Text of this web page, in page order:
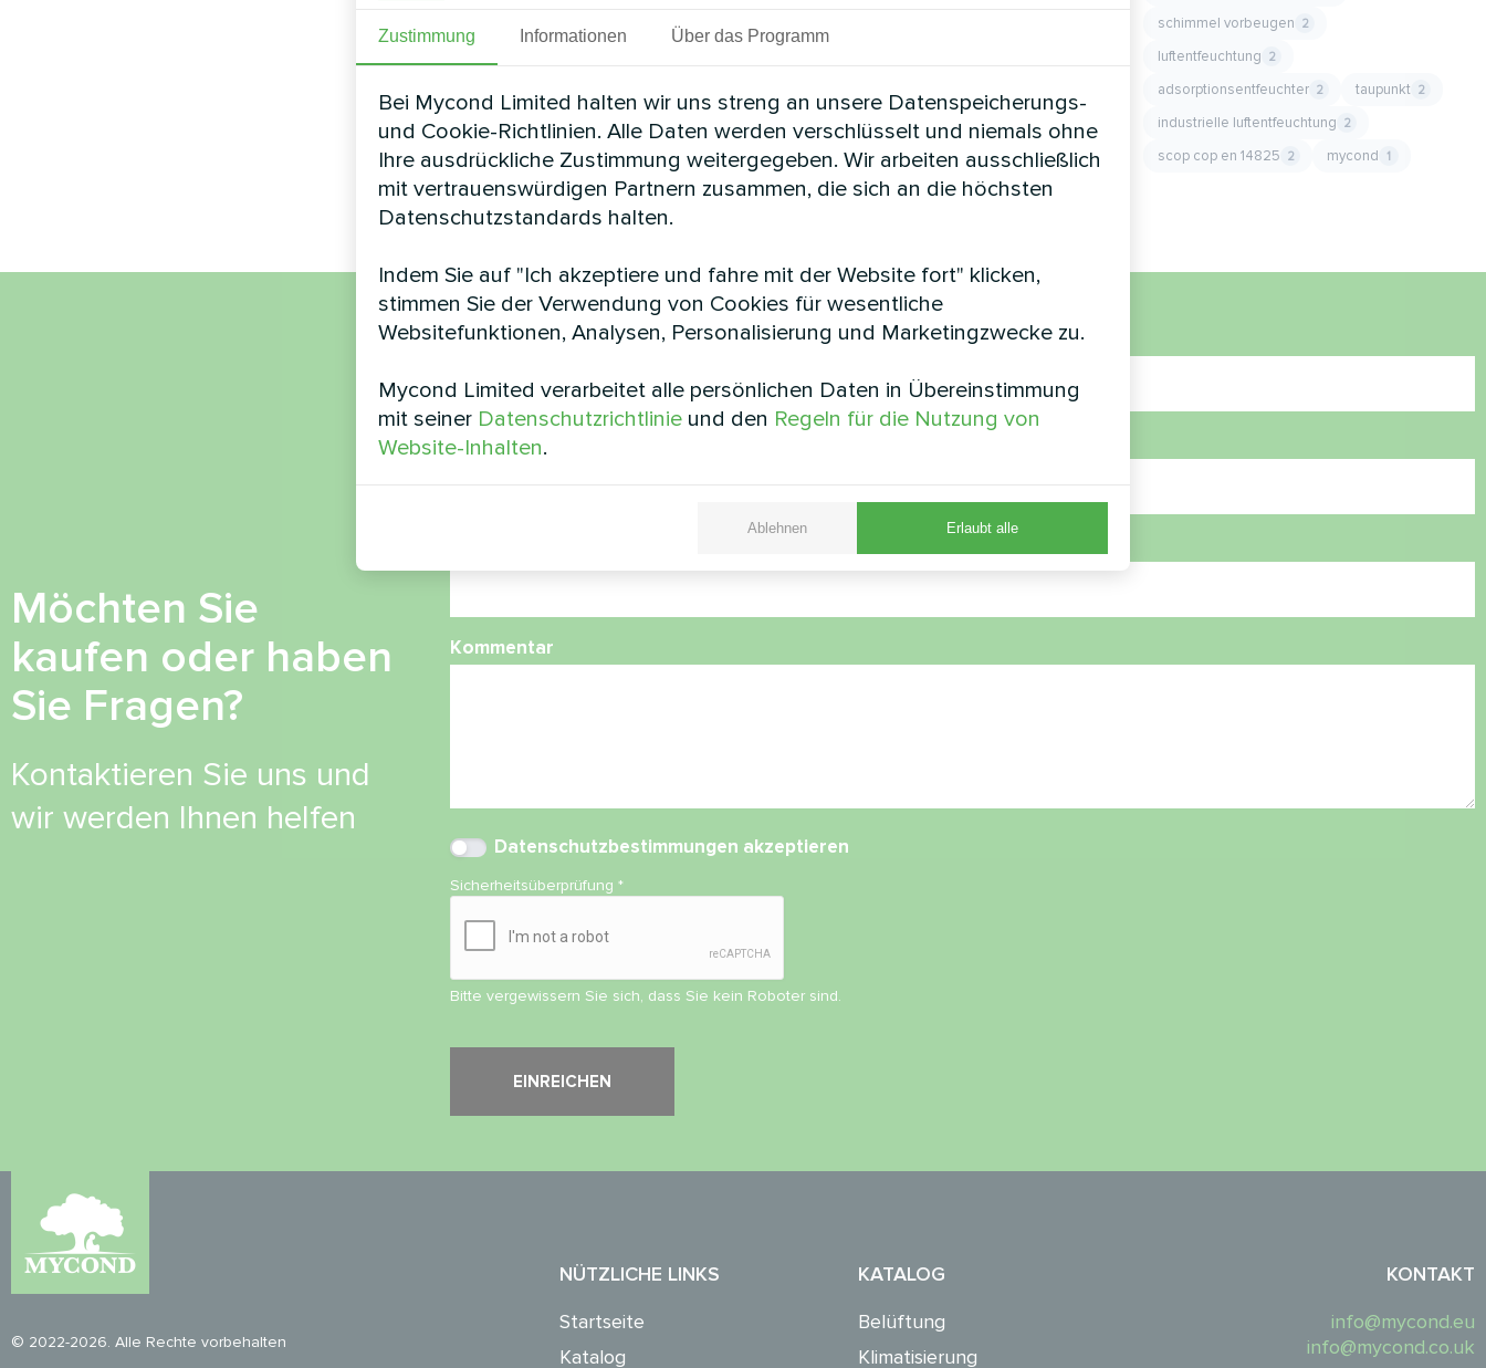
schimmel vorbeugen 2
luftentfeuchtung 2
adsorptionsentfeuchter 2 taupunkt 2
industrielle luftentfeuchtung 2
scop cop en 14825 2 mycond 1
Möchten Sie
kaufen oder haben
Sie Fragen?
Kontaktieren Sie uns und
wir werden Ihnen helfen
Name
Rufnummer
Kommentar
Datenschutzbestimmungen akzeptieren
Sicherheitsüberprüfung*
Bitte vergewissern Sie sich, dass Sie kein Roboter sind.
© 2022-2026. Alle Rechte vorbehalten
NÜTZLICHE LINKS
Startseite
Katalog
KATALOG
Belüftung
Klimatisierung
KONTAKT
info@mycond.eu
info@mycond.co.uk
Zustimmung Informationen Über das Programm
Bei Mycond Limited halten wir uns streng an unsere Datenspeicherungs-
und Cookie-Richtlinien. Alle Daten werden verschlüsselt und niemals ohne
Ihre ausdrückliche Zustimmung weitergegeben. Wir arbeiten ausschließlich
mit vertrauenswürdigen Partnern zusammen, die sich an die höchsten
Datenschutzstandards halten.
Indem Sie auf "Ich akzeptiere und fahre mit der Website fort" klicken,
stimmen Sie der Verwendung von Cookies für wesentliche
Websitefunktionen, Analysen, Personalisierung und Marketingzwecke zu.
Mycond Limited verarbeitet alle persönlichen Daten in Übereinstimmung
mit seiner Datenschutzrichtlinie und den Regeln für die Nutzung von
Website-Inhalten.
Ablehnen Erlaubt alle